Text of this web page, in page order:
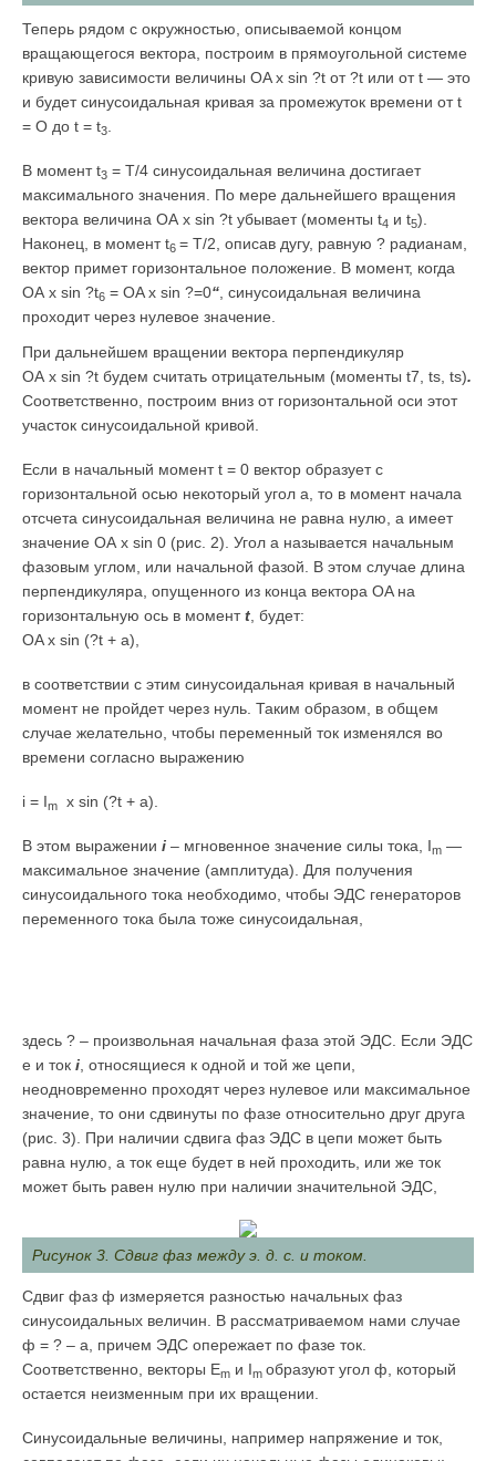
Теперь рядом с окружностью, описываемой концом
вращающегося вектора, построим в прямоугольной системе
кривую зависимости величины OA х sin ?t от ?t или от t — это
и будет синусоидальная кривая за промежуток времени от t
= О до t = t3
В момент t3 = T/4 синусоидальная величина достигает
максимального значения. По мере дальнейшего вращения
вектора величина OA х sin ?t убывает (моменты t4 и t5).
Наконец, в момент t6 = T/2, описав дугу, равную ? радианам,
вектор примет горизонтальное положение. В момент, когда
OA х sin ?t6 = OA х sin ?=0“ , синусоидальная величина
проходит через нулевое значение.
При дальнейшем вращении вектора перпендикуляр
OA х sin ?t будем считать отрицательным (моменты t7, ts, ts).
Соответственно, построим вниз от горизонтальной оси этот
участок синусоидальной кривой.
Если в начальный момент t = 0 вектор образует с
горизонтальной осью некоторый угол а, то в момент начала
отсчета синусоидальная величина не равна нулю, а имеет
значение OA х sin 0 (рис. 2). Угол а называется начальным
фазовым углом, или начальной фазой. В этом случае длина
перпендикуляра, опущенного из конца вектора OA на
горизонтальную ось в моментt , будет:
OA x sin (?t + a),
в соответствии с этим синусоидальная кривая в начальный
момент не пройдет через нуль. Таким образом, в общем
случае желательно, чтобы переменный ток изменялся во
времени согласно выражению
i = Im x sin (?t + a).
В этом выражении i – мгновенное значение силы тока, Im —
максимальное значение (амплитуда). Для получения
синусоидального тока необходимо, чтобы ЭДС генераторов
переменного тока была тоже синусоидальная,
здесь ? – произвольная начальная фаза этой ЭДС. Если ЭДС
е и ток i , относящиеся к одной и той же цепи,
неодновременно проходят через нулевое или максимальное
значение, то они сдвинуты по фазе относительно друг друга
(рис. 3). При наличии сдвига фаз ЭДС в цепи может быть
равна нулю, а ток еще будет в ней проходить, или же ток
может быть равен нулю при наличии значительной ЭДС,
Рисунок 3. Сдвиг фаз между э. д. с. и током.
Сдвиг фаз ф измеряется разностью начальных фаз
синусоидальных величин. В рассматриваемом нами случае
ф = ? – а, причем ЭДС опережает по фазе ток.
Соответственно, векторы Em и Im образуют угол ф, который
остается неизменным при их вращении.
Синусоидальные величины, например напряжение и ток,